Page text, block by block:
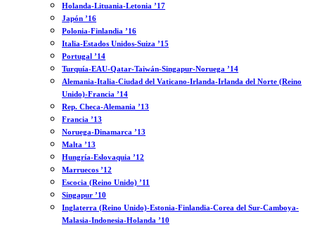
Holanda-Lituania-Letonia ’17
Japón ’16
Polonia-Finlandia ’16
Italia-Estados Unidos-Suiza ’15
Portugal ’14
Turquía-EAU-Qatar-Taiwán-Singapur-Noruega ’14
Alemania-Italia-Ciudad del Vaticano-Irlanda-Irlanda del Norte (Reino
Unido)-Francia ’14
Rep. Checa-Alemania ’13
Francia ’13
Noruega-Dinamarca ’13
Malta ’13
Hungría-Eslovaquia ’12
Marruecos ’12
Escocia (Reino Unido) ’11
Singapur ’10
Inglaterra (Reino Unido)-Estonia-Finlandia-Corea del Sur-Camboya-
Malasia-Indonesia-Holanda ’10